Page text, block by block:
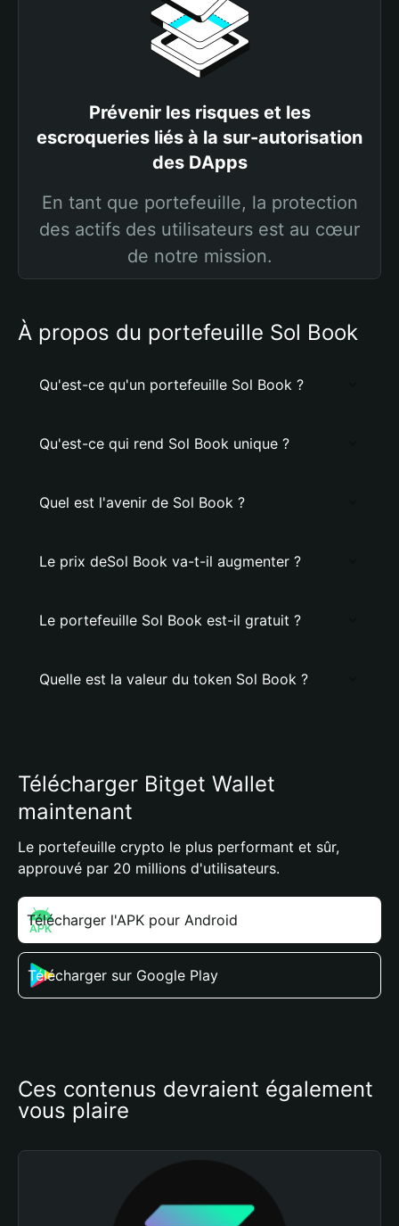
Prévenir les risques et les
escroqueries liés à la sur-autorisation
des DApps
En tant que portefeuille, la protection
des actifs des utilisateurs est au cœur
de notre mission.
À propos du portefeuille Sol Book
Qu'est-ce qu'un portefeuille Sol Book ?
Qu'est-ce qui rend Sol Book unique ?
Quel est l'avenir de Sol Book ?
Le prix deSol Book va-t-il augmenter ?
Le portefeuille Sol Book est-il gratuit ?
Quelle est la valeur du token Sol Book ?
Télécharger Bitget Wallet
maintenant
Le portefeuille crypto le plus performant et sûr,
approuvé par 20 millions d'utilisateurs.
Télécharger l'APK pour Android
Télécharger sur Google Play
Ces contenus devraient également
vous plaire